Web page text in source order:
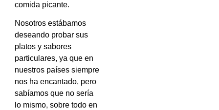
comida picante.
Nosotros estábamos
deseando probar sus
platos y sabores
particulares, ya que en
nuestros países siempre
nos ha encantado, pero
sabíamos que no sería
lo mismo, sobre todo en